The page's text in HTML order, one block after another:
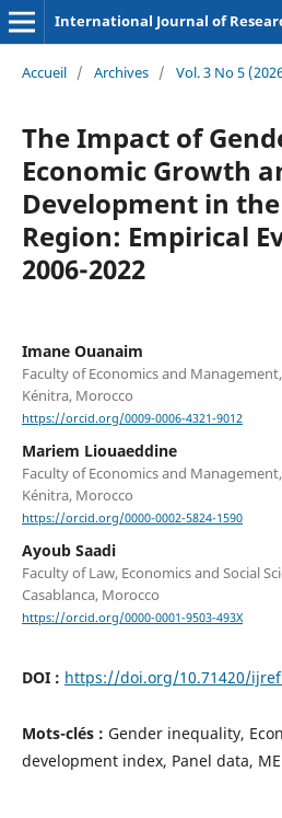
International Journal of
Accueil / Archives / Vol. 3 No 5
The Impact of
Economic Growth
Development in
Region: Empirical
2006-2022
Imane Ouanaim
Faculty of Economics and
Kénitra, Morocco
https://orcid.org/0009-0006-4321-9012
Mariem Liouaeddine
Faculty of Economics and
Kénitra, Morocco
https://orcid.org/0000-0002-5824-1590
Ayoub Saadi
Faculty of Law, Economics and Social
Casablanca, Morocco
https://orcid.org/0000-0001-9503-493X
DOI : https://doi.org/10.71420/
Mots-clés : Gender inequality,
development index, Panel data,